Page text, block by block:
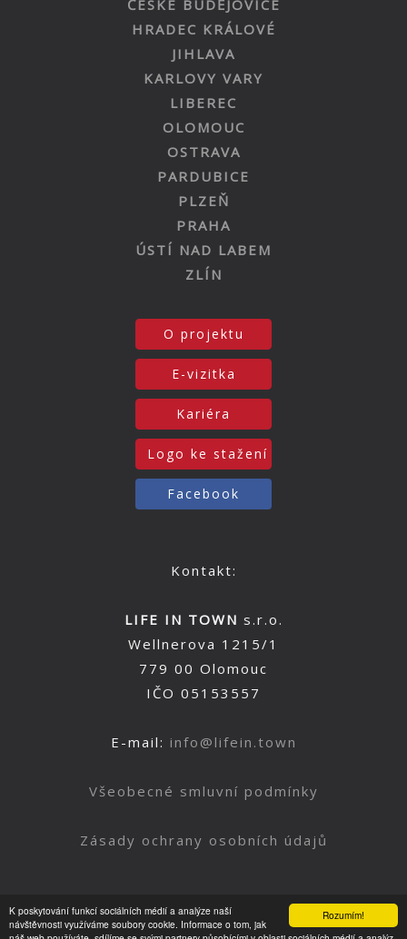
Rozumím!
K poskytování funkcí sociálních médií a analýze naší
návštěvnosti využíváme soubory cookie. Informace o tom, jak
ČESKÉ BUDĚJOVICE
HRADEC KRÁLOVÉ
JIHLAVA
KARLOVY VARY
LIBEREC
OLOMOUC
OSTRAVA
PARDUBICE
PLZEŇ
PRAHA
ÚSTÍ NAD LABEM
ZLÍN
O projektu
E-vizitka
Kariéra
Logo ke stažení
Facebook
Kontakt:
LIFE IN TOWN s.r.o.
Wellnerova 1215/1
779 00 Olomouc
IČO 05153557
E-mail: info@lifein.town
Všeobecné smluvní podmínky
Zásady ochrany osobních údajů
Nahoru